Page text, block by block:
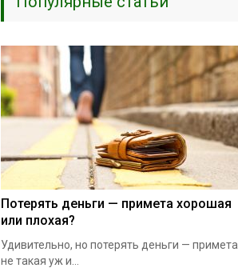
Потерять деньги — примета хорошая
или плохая?
Удивительно, но потерять деньги — примета
не такая уж и...